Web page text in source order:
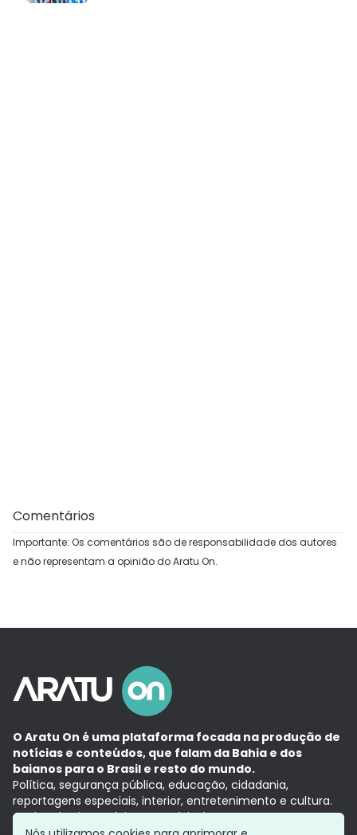
Comentários
Importante: Os comentários são de responsabilidade dos autores
e não representam a opinião do Aratu On.
O Aratu On é uma plataforma focada na produção de
notícias e conteúdos, que falam da Bahia e dos
baianos para o Brasil e resto do mundo.
Política, segurança pública, educação, cidadania,
reportagens especiais, interior, entretenimento e cultura.
Aqui, tudo vira notícia e a notícia é no tempo presente,